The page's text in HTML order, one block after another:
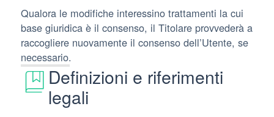
Qualora le modifiche interessino trattamenti la cui
base giuridica è il consenso, il Titolare provvederà a
raccogliere nuovamente il consenso dell’Utente, se
necessario.
Definizioni e riferimenti
legali